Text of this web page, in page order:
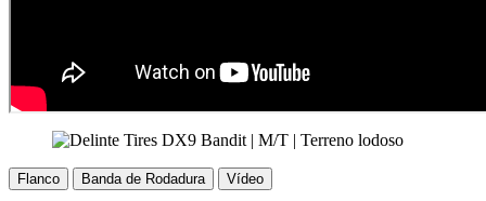
Flanco Banda de Rodadura Vídeo